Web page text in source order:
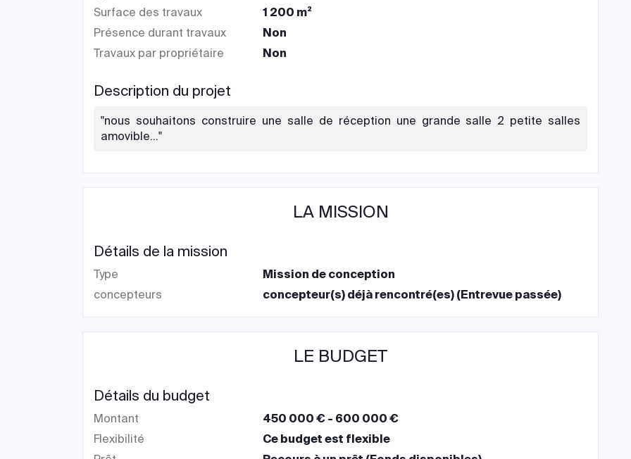
Surface des travaux
1 200 m²
Présence durant travaux
Non
Travaux par propriétaire
Non
Description du projet
"nous souhaitons construire une salle de réception une grande salle 2 petite salles
amovible..."
LA MISSION
Détails de la mission
Type
Mission de conception
concepteurs
concepteur(s) déjà rencontré(es) (Entrevue passée)
LE BUDGET
Détails du budget
Montant
450 000 € - 600 000 €
Flexibilité
Ce budget est flexible